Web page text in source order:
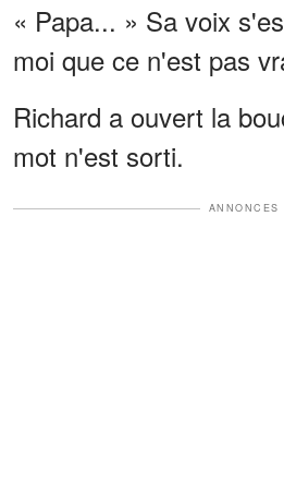
« Papa... » Sa voix
moi que ce n'est pas
Richard a ouvert la
mot n'est sorti.
ANNONCES